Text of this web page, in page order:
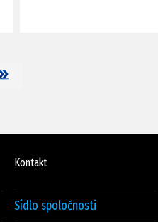
Kontakt
Sídlo spoločnosti